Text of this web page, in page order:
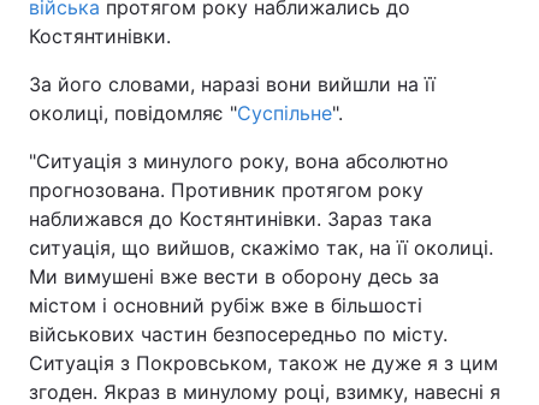
війська протягом року наближались до
Костянтинівки.
За його словами, наразі вони вийшли на її
околиці, повідомляє "Суспільне".
"Ситуація з минулого року, вона абсолютно
прогнозована. Противник протягом року
наближався до Костянтинівки. Зараз така
ситуація, що вийшов, скажімо так, на її околиці.
Ми вимушені вже вести в оборону десь за
містом і основний рубіж вже в більшості
військових частин безпосередньо по місту.
Ситуація з Покровськом, також не дуже я з цим
згоден. Якраз в минулому році, взимку, навесні я